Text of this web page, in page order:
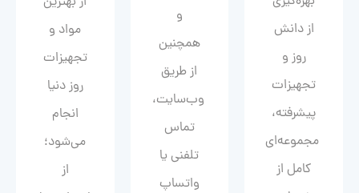
از دانش
روز و
تجهیزات
پیشرفته،
مجموعه‌ای
کامل از
و
همچنین
از طریق
وب‌سایت،
تماس
تلفنی یا
واتساپ
مواد و
تجهیزات
روز دنیا
انجام
می‌شود؛
از